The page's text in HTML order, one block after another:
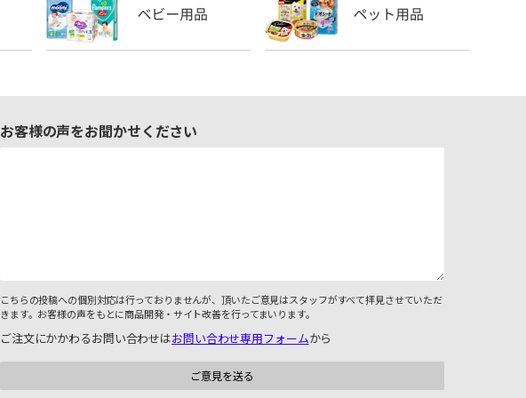
お客様の声をお聞かせください
こちらの投稿への個別対応は行っておりませんが、頂いたご意見はスタッフがすべて拝見させていただ
きます。お客様の声をもとに商品開発・サイト改善を行ってまいります。
ご注文にかかわるお問い合わせはお問い合わせ専用フォームから